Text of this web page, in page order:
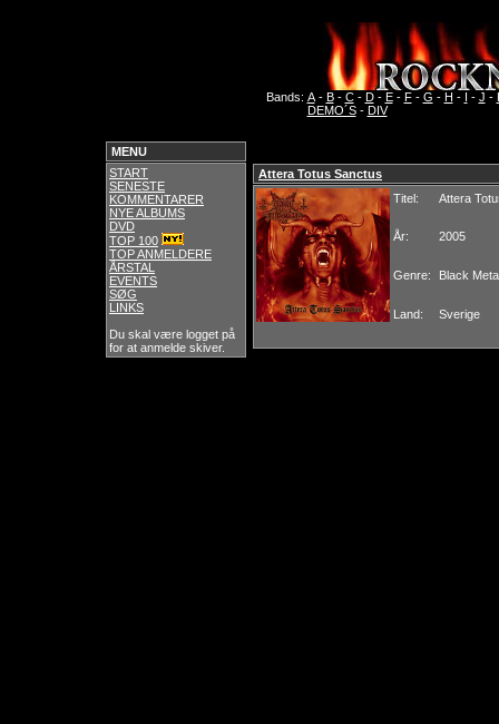
Bands: A- B- C- D- E- F- G - H - I - J -
DEMO´S- DIV
MENU
START
SENESTE
KOMMENTARER
NYE ALBUMS
DVD
TOP 100
TOP ANMELDERE
ÅRSTAL
EVENTS
SØG
LINKS
Du skal være logget på
for at anmelde skiver.
Attera Totus Sanctus
Titel:
Attera
År: 2005
Genre: Black
Land: Sverige